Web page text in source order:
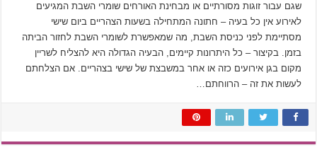
שגם עבור זוגות מסורתיים או מבחינת האורחים שומרי השבת המגיעים
לאירוע אין כל בעיה – חתונה המתחילה בשעות הצהריים ביום שישי
מסתיימת לפני כניסת השבת, מה שמאפשרת לשומרי השבת לחזור הביתה
בזמן. בקיצור – כל היתרונות קיימים, הבעיה הגדולה היא להצליח לשריין
מקום בגן אירועים כזה או אחר במשבצת של שישי בצהריים. אם הצלחתם
לעשות את זה – הרווחתם…